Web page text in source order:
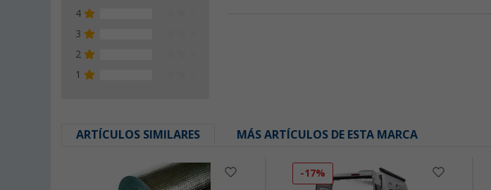
4
3
2
1
ARTÍCULOS SIMILARES MÁS ARTÍCULOS DE ESTA MARCA
-17%